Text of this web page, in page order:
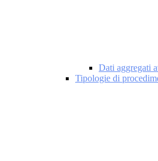
Dati aggregati
Tipologie di